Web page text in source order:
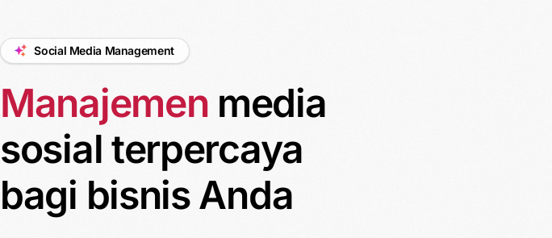
Social Media Management
Manajemen media
sosial terpercaya
bagi bisnis Anda